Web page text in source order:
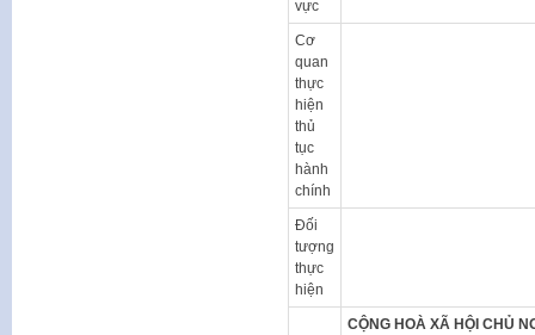
vực
Cơ
quan
thực
hiện
thủ
tục
hành
chính
Đối
tượng
thực
hiện
CỘNG HOÀ XÃ HỘI CHỦ